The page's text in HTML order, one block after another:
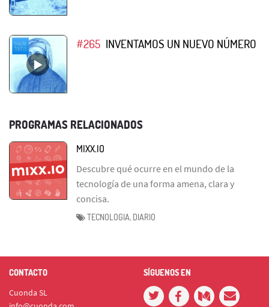
#265 INVENTAMOS UN NUEVO NÚMERO
PROGRAMAS RELACIONADOS
MIXX.IO
Descubre qué ocurre en el mundo de la
tecnología de una forma amena, clara y
concisa.
TECNOLOGIA, DIARIO
CONTACTO
Cuonda SL
SÍGUENOS EN